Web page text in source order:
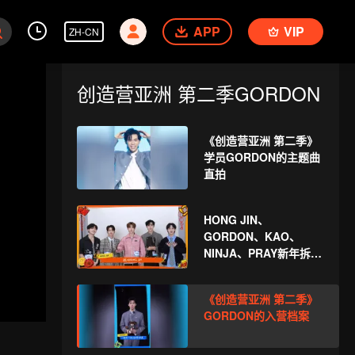
ZH-CN APP VIP
创造营亚洲 第二季GORDON
《创造营亚洲 第二季》
学员GORDON的主题曲
直拍
HONG JIN、
GORDON、KAO、
NINJA、PRAY新年拆红
吧
《创造营亚洲 第二季》
GORDON的入营档案